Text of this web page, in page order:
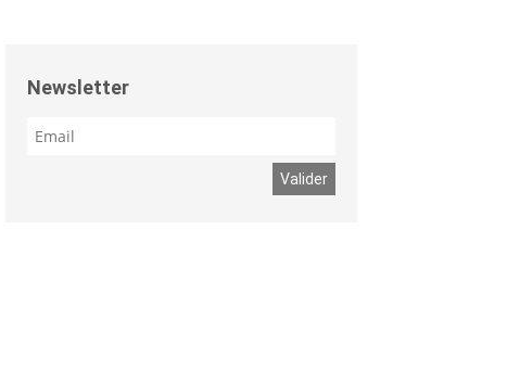
Newsletter